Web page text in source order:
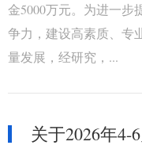
金5000万元。为进一步
争力，建设高素质、专
量发展，经研究，...